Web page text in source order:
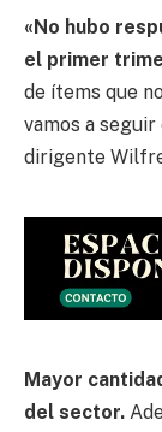
«No hubo
el primer
de ítems que
vamos a
dirigente
Mayor
del sector.